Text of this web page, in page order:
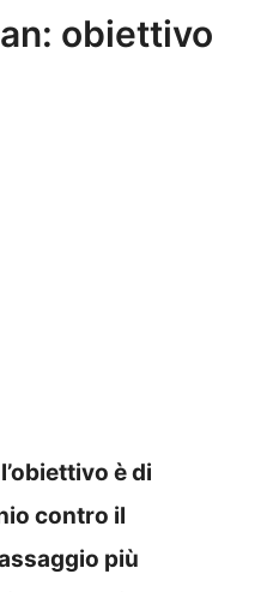
obiettivo
è di
contro il
più